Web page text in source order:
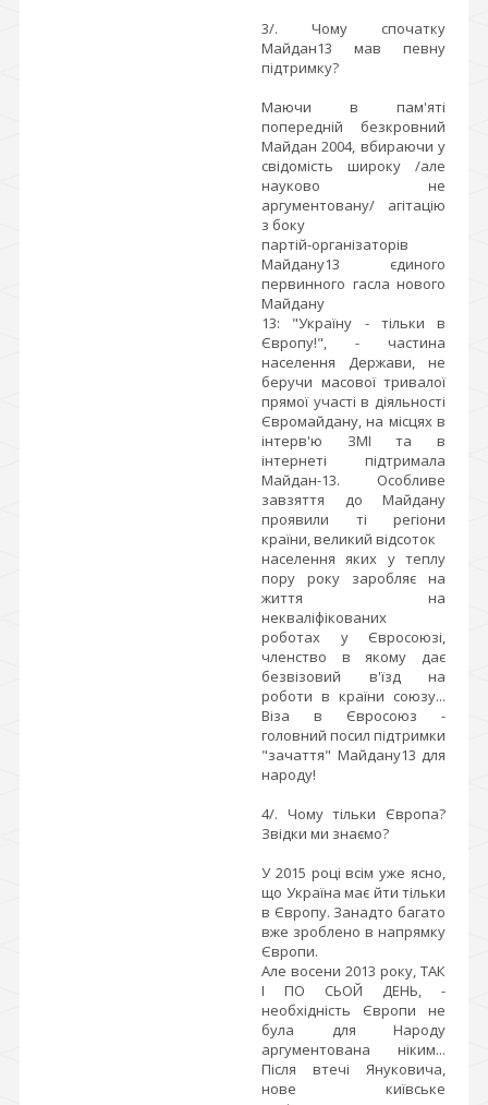
3/. Чому спочатку
Майдан13 мав певну
підтримку?
Маючи в пам'яті
попередній безкровний
Майдан 2004, вбираючи у
свідомість широку /але
науково не
аргументовану/ агітацію
з боку
партій-організаторів
Майдану13 єдиного
первинного гасла нового
Майдану
13: "Україну - тільки в
Європу!", - частина
населення Держави, не
беручи масової тривалої
прямої участі в діяльності
Євромайдану, на місцях в
інтерв'ю ЗМІ та в
інтернеті підтримала
Майдан-13. Особливе
завзяття до Майдану
проявили ті регіони
країни, великий відсоток
населення яких у теплу
пору року заробляє на
життя на
некваліфікованих
роботах у Євросоюзі,
членство в якому дає
безвізовий в'їзд на
роботи в країни союзу...
Віза в Євросоюз -
головний посил підтримки
"зачаття" Майдану13 для
народу!
4/. Чому тільки Європа?
Звідки ми знаємо?
У 2015 році всім уже ясно,
що Україна має йти тільки
в Європу. Занадто багато
вже зроблено в напрямку
Європи.
Але восени 2013 року, ТАК
І ПО СЬОЙ ДЕНЬ, -
необхідність Європи не
була для Народу
аргументована ніким...
Після втечі Януковича,
нове київське